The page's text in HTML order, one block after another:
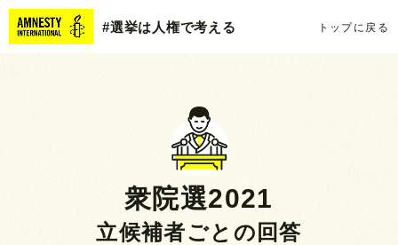
#選挙は人権で考える トップに戻る
衆院選2021
立候補者ごとの回答